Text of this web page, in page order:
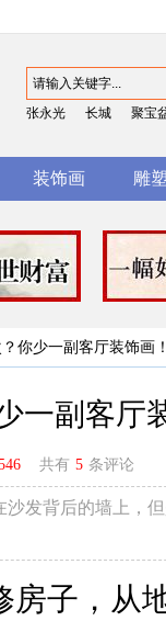
张永光 长城 聚宝
装饰画 雕
你少一副客厅装饰画
一副客厅
共有 5 条评论
发背后的墙上，
房子，从